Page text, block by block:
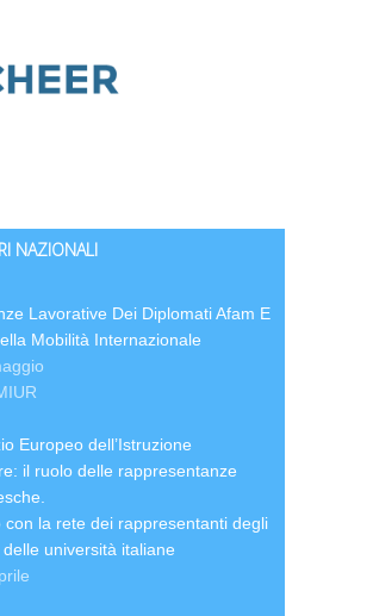
NAZIONALI
Lavorative Dei Diplomati Afam E
Mobilità Internazionale
Europeo dell’Istruzione
il ruolo delle rappresentanze
con la rete dei rappresentanti degli
università italiane